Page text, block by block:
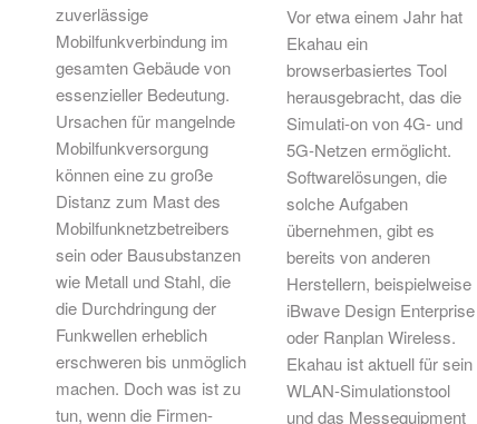
zuverlässige
Mobilfunkverbindung im
gesamten Gebäude von
essenzieller Bedeutung.
Ursachen für mangelnde
Mobilfunkversorgung
können eine zu große
Distanz zum Mast des
Mobilfunknetzbetreibers
sein oder Bausubstanzen
wie Metall und Stahl, die
die Durchdringung der
Funkwellen erheblich
erschweren bis unmöglich
machen. Doch was ist zu
tun, wenn die Firmen-
Vor etwa einem Jahr hat
Ekahau ein
browserbasiertes Tool
herausgebracht, das die
Simulati-on von 4G- und
5G-Netzen ermöglicht.
Softwarelösungen, die
solche Aufgaben
übernehmen, gibt es
bereits von anderen
Herstellern, beispielweise
iBwave Design Enterprise
oder Ranplan Wireless.
Ekahau ist aktuell für sein
WLAN-Simulationstool
und das Messequipment